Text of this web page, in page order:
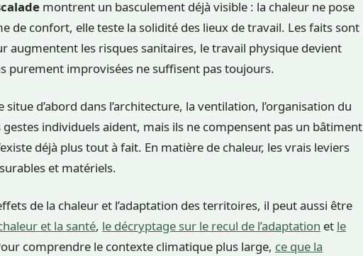
montrent un basculement déjà visible : la chaleur ne pose
de confort, elle teste la solidité des lieux de travail. Les faits sont
augmentent les risques sanitaires, le travail physique devient
purement improvisées ne suffisent pas toujours.
situe d’abord dans l’architecture, la ventilation, l’organisation du
individuels aident, mais ils ne compensent pas un bâtiment
déjà plus tout à fait. En matière de chaleur, les vrais leviers
et matériels.
de la chaleur et l’adaptation des territoires, il peut aussi être
et la santé, le décryptage sur le recul de l’adaptation et le
comprendre le contexte climatique plus large, ce que la